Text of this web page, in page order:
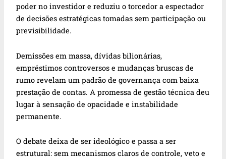
poder no investidor e reduziu o torcedor a espectador
de decisões estratégicas tomadas sem participação ou
previsibilidade.
Demissões em massa, dívidas bilionárias,
empréstimos controversos e mudanças bruscas de
rumo revelam um padrão de governança com baixa
prestação de contas. A promessa de gestão técnica deu
lugar à sensação de opacidade e instabilidade
permanente.
O debate deixa de ser ideológico e passa a ser
estrutural: sem mecanismos claros de controle, veto e